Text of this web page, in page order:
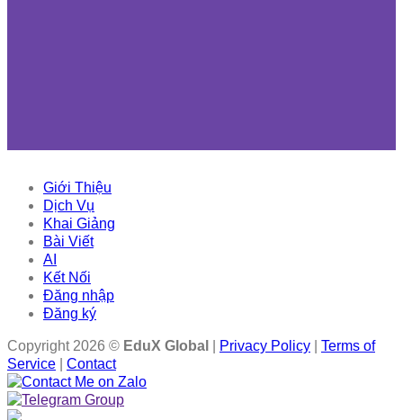
Giới Thiệu
Dịch Vụ
Khai Giảng
Bài Viết
AI
Kết Nối
Đăng nhập
Đăng ký
Copyright 2026 © EduX Global Privacy Policy
Terms of
Service
Contact